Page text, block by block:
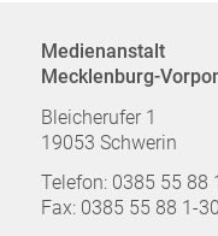
Medienanstalt
Mecklenburg-
Bleicherufer 1
19053 Schwerin
Telefon: 0385 55 88
Fax: 0385 55 88 1-30